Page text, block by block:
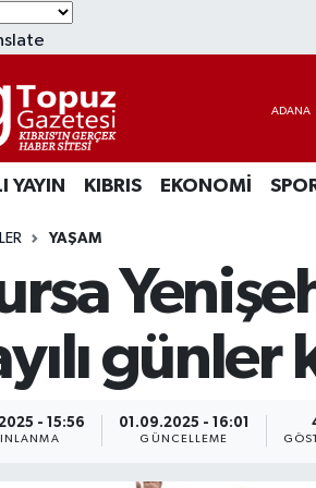
YAYIN KIBRIS EKONOMİ
YAŞAM
günler
- 15:56 01.09.2025 - 16:01
GÜNCELLEME
Eczaneler
Durumu
Yoğunluk Haritası
Durumu ve Fikstür